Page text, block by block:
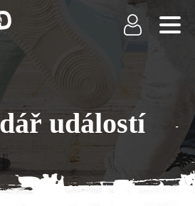
událostí